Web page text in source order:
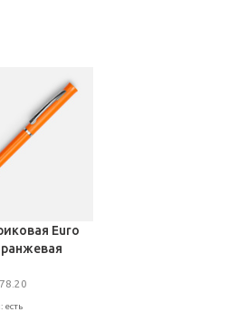
Euro
есть